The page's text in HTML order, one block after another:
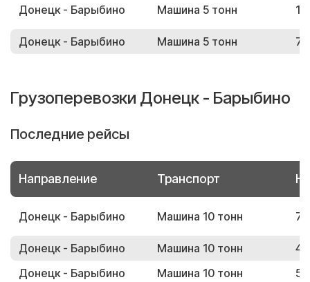
Донецк - Барыбино Машина 5 тонн
Донецк - Барыбино Машина 5 тонн
Грузоперевозки Донецк - Барыбино
Последние рейсы
Направление Транспорт
Донецк - Барыбино Машина 10 тонн
Донецк - Барыбино Машина 10 тонн
Донецк - Барыбино
Машина 10 тонн